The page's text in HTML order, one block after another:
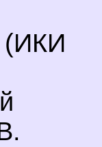
(ИКИ